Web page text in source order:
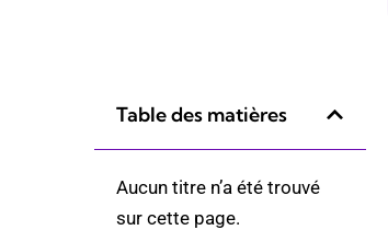
Table des matières
Aucun titre n’a été trouvé
sur cette page.